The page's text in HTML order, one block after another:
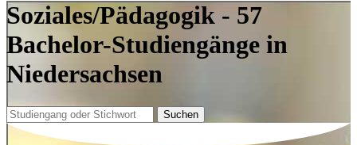
Soziales/Pädagogik - 57
Bachelor-Studiengänge in
Niedersachsen
Suchen